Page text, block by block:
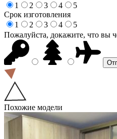
1
2 3 4
5
Срок изготовления
1
2 3 4
5
Пожалуйста, докажите, что вы
Похожие модели